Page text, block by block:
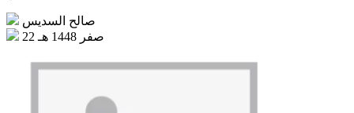
صالح السديس
22 صفر 1448 هـ